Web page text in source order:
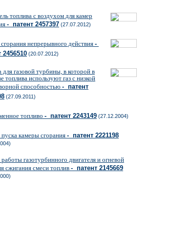
топлива с воздухом для камер
- патент 2457397 (27.07.2012)
непрерывного действия-
2456510 (20.07.2012)
для газовой турбины, в которой в
топлива используют газ с низкой
способностью- патент
(27.09.2011)
топливо - патент 2243149 (27.12.2004)
камеры сгорания- патент 2221198
газотурбинного двигателя и огневой
сжигания смеси топлив - патент 2145669